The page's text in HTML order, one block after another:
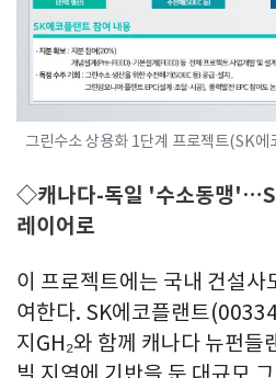
그린수소 상용화 1단계 프로젝트(SK에
◇캐나다-독일 '수소동맹
레이어로
이 프로젝트에는 국내 건설사
여한다. SK에코플랜트
지GH₂와 함께 캐나다 뉴펀들